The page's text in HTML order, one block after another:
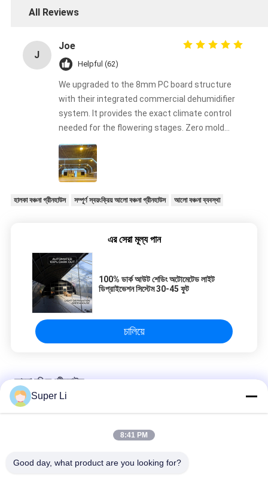
All Reviews
J
Joe
Helpful (62)
We upgraded to the 8mm PC board structure
with their integrated commercial dehumidifier
system. It provides the exact climate control
needed for the flowering stages. Zero mold
issues this harvest!
হালকা বঞ্চনা গ্রীনহাউস সম্পূর্ণ স্বয়ংক্রিয় আলো বঞ্চনা গ্রীনহাউস আলো বঞ্চনা ব্যবস্থা
এর সেরা মূল্য পান
100% ডার্ক আউট শেডিং অটোমেটেড লাইট
ডিপ্রাইভেশন সিস্টেম 30-45 ফুট
চালিয়ে
আলো বঞ্চিত গ্রীনহাউস
১০-১০০ এম লাইট ডিপ্রিভেশন গ্রিনহাউস ১০০% শ্যাডিং কালো-সাদা ফিল্ম সহ
100% ডার্ক আউট শেডিং অটোমেটেড লাইট ডিপ্রাইভেশন সিস্টেম 30-45 ফুট
দৈর্ঘ্য 105 ফুট 120 ফুট 131 ফুট ব্ল্যাকআউট টার্প লাইট বঞ্চিত গ্রীনহাউস শীর্ষ বায়ুচলাচল
Super Li
8:41 PM
Good day, what product are you looking for?